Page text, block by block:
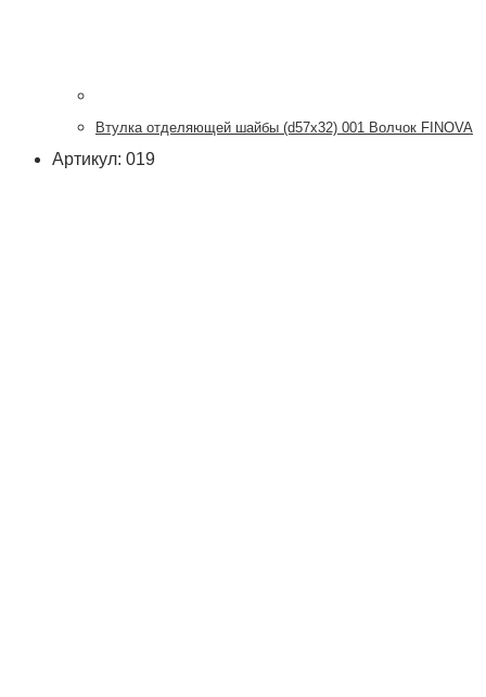
Втулка отделяющей шайбы (d57x32) 001 Волчок FINOVA
Артикул: 019